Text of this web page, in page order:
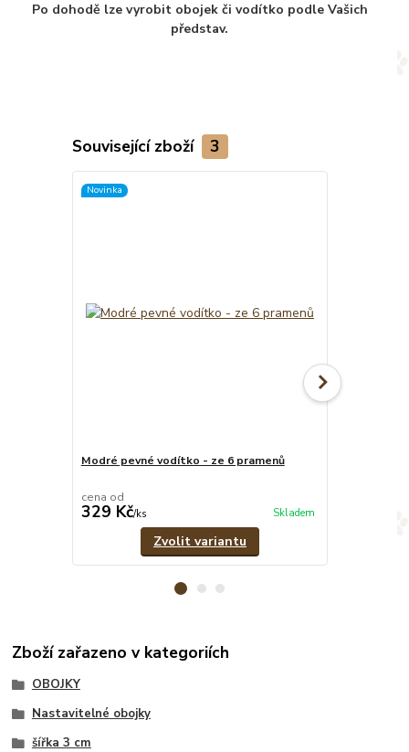
Po dohodě lze vyrobit obojek či vodítko podle Vašich
představ.
Související zboží 3
Novinka
Modré pevné vodítko - ze 6 pramenů
cena od
329 Kč/ks Skladem
Zvolit variantu
Zboží zařazeno v kategoriích
OBOJKY
Nastavitelné obojky
šířka 3 cm